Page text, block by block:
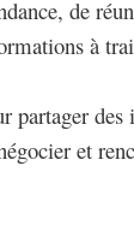
de
à
partager des
et